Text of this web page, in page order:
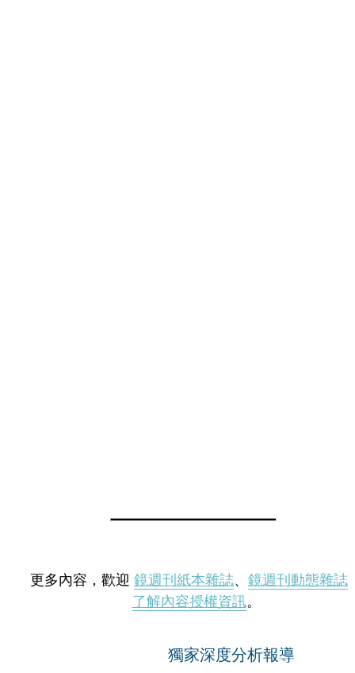
更多內容，歡迎 鏡週刊紙本雜誌、 鏡週刊動態雜誌
了解內容授權資訊。
獨家深度分析報導